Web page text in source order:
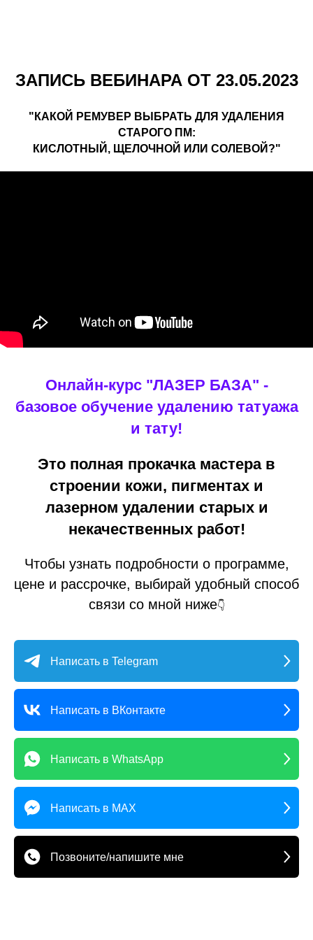
ЗАПИСЬ ВЕБИНАРА ОТ 23.05.2023
"КАКОЙ РЕМУВЕР ВЫБРАТЬ ДЛЯ УДАЛЕНИЯ
СТАРОГО ПМ:
КИСЛОТНЫЙ, ЩЕЛОЧНОЙ ИЛИ СОЛЕВОЙ?"
Онлайн-курс "ЛАЗЕР БАЗА" -
базовое обучение удалению татуажа
и тату!
Это полная прокачка мастера в
строении кожи, пигментах и
лазерном удалении старых и
некачественных работ!
Чтобы узнать подробности о программе,
цене и рассрочке, выбирай удобный способ
связи со мной ниже👇
Написать в Telegram
Написать в ВКонтакте
Написать в WhatsApp
Написать в MAX
Позвоните/напишите мне